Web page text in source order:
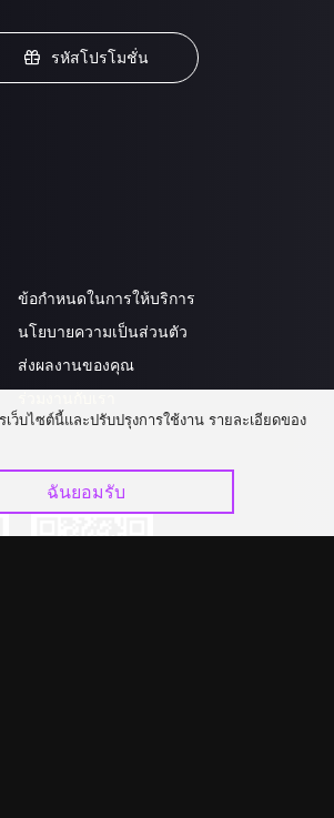
รหัสโปรโมชั่น
ข้อกำหนดในการให้บริการ
นโยบายความเป็นส่วนตัว
ส่งผลงานของคุณ
เว็บไซต์นี้และปรับปรุงการใช้งาน รายละเอียดของ
ฉันยอมรับ